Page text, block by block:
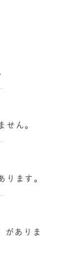
せん。
ります。
がありま